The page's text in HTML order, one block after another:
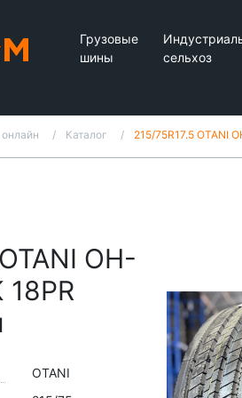
Грузовые
шины
сельхоз
Каталог 215/75R17.5 OTANI
OH-
18PR
OTANI